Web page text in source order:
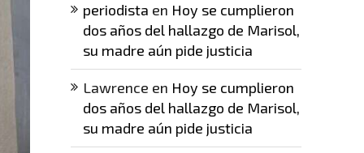
periodista en Hoy se cumplieron
dos años del hallazgo de Marisol,
su madre aún pide justicia
Lawrence en Hoy se cumplieron
dos años del hallazgo de Marisol,
su madre aún pide justicia